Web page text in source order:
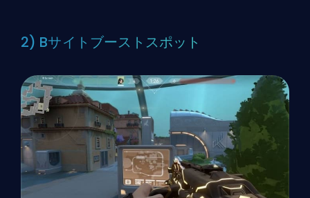
2) Bサイトブーストスポット